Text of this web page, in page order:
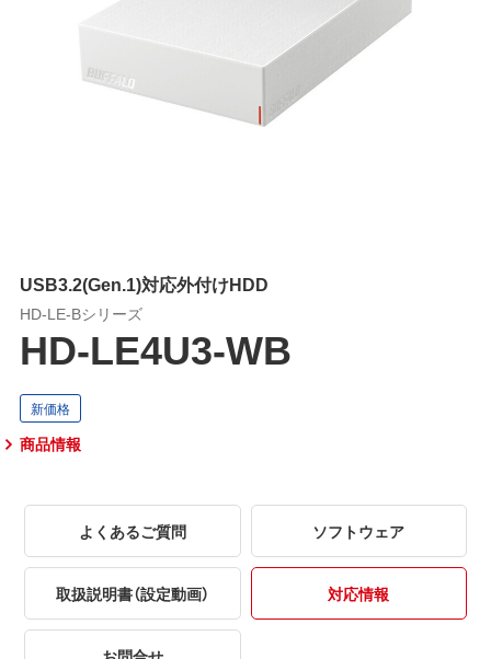
USB3.2(Gen.1)対応外付けHDD
HD-LE-Bシリーズ
HD-LE4U3-WB
商品情報
よくあるご質問 ソフトウェア
取扱説明書（設定動画） 対応情報